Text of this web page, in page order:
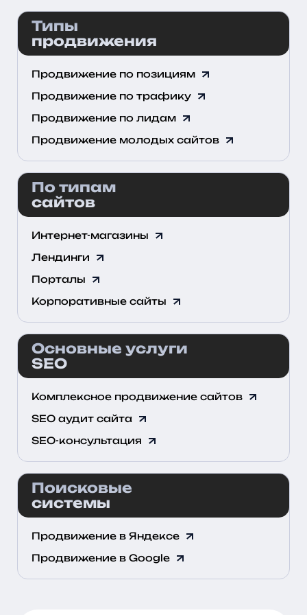
Типы
продвижения
Продвижение по позициям
Продвижение по трафику
Продвижение по лидам
Продвижение молодых сайтов
По типам
сайтов
Интернет-магазины
Лендинги
Порталы
Корпоративные сайты
Основные услуги
SEO
Комплексное продвижение сайтов
SEO аудит сайта
SEO-консультация
Поисковые
системы
Продвижение в Яндексе
Продвижение в Google